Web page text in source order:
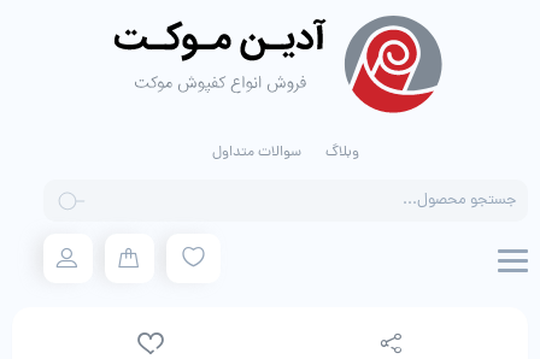
وبلاگ سوالات متداول
search